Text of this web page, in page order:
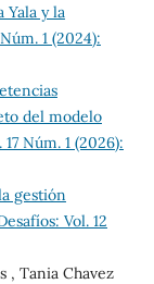
Yala y la
1 (2024):
del modelo
Núm. 1 (2026):
gestión
Vol. 12
, Tania Chavez